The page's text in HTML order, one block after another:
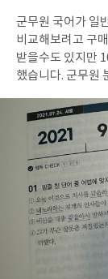
일
군무원 국어가 일
비교해보려고 구
받을수도 있지만
했습니다. 군무원